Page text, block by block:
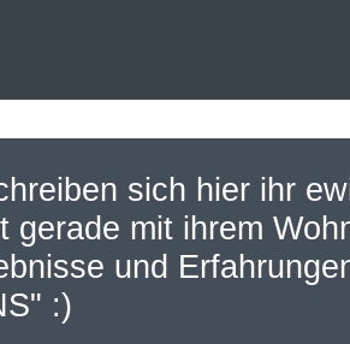
sich hier ihr
mit ihrem
und
:)